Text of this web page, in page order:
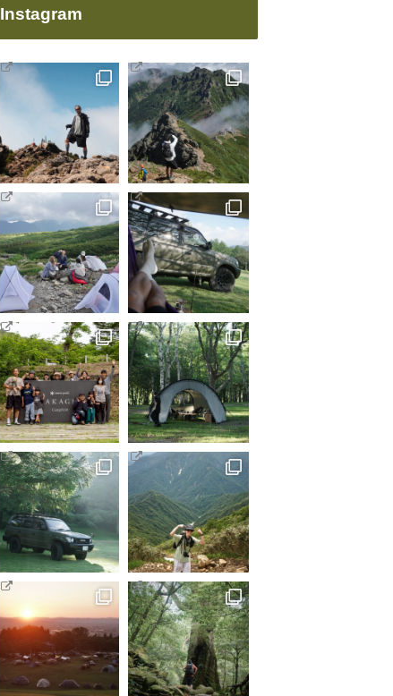
Instagram